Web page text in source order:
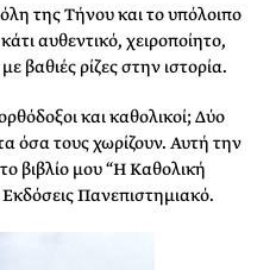
της Τήνου και το υπόλοιπο
αυθεντικό, χειροποίητο,
βαθιές ρίζες στην ιστορία.
και καθολικοί; Δύο
όσα τους χωρίζουν. Αυτή την
βιβλίο μου “Η Καθολική
Πανεπιστημιακό.